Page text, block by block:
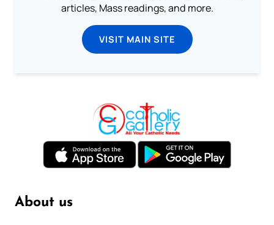
articles, Mass readings, and more.
VISIT MAIN SITE
About us